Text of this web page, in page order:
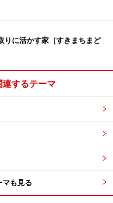
件に久保さんの出した答え
ットバックさせたところ
中庭付きの2階家を木造で
壁は黒いガルバリウム鋼板
面に合計5しかありませ
に暗いのではという私の心
払拭されました。
ータ
最新の内容をご確認くださ
りに活かす家［すきまちまど
するテーマ
マも見る